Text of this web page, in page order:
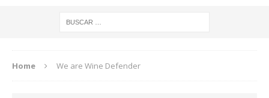
Home We are Wine Defender